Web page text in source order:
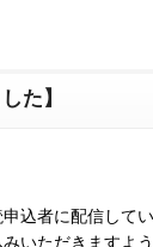
た】
込者に配信して
いただきますよ